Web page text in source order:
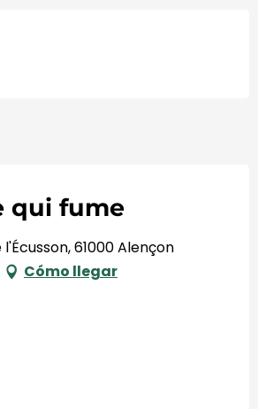
qui fume
l'Écusson, 61000 Alençon
Cómo llegar